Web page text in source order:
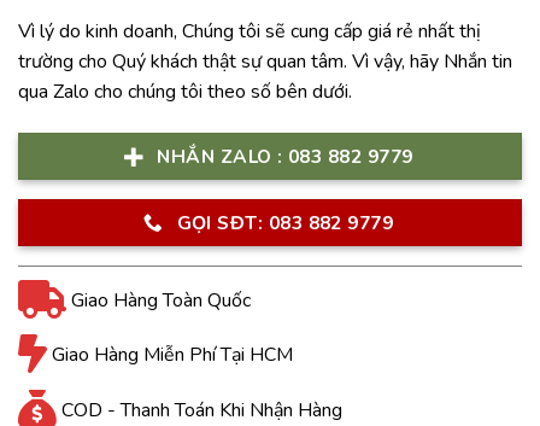
Vì lý do kinh doanh, Chúng tôi sẽ cung cấp giá rẻ nhất thị
trường cho Quý khách thật sự quan tâm. Vì vậy, hãy Nhắn tin
qua Zalo cho chúng tôi theo số bên dưới.
NHẮN ZALO : 083 882 9779
GỌI SĐT: 083 882 9779
Giao Hàng Toàn Quốc
Giao Hàng Miễn Phí Tại HCM
COD - Thanh Toán Khi Nhận Hàng